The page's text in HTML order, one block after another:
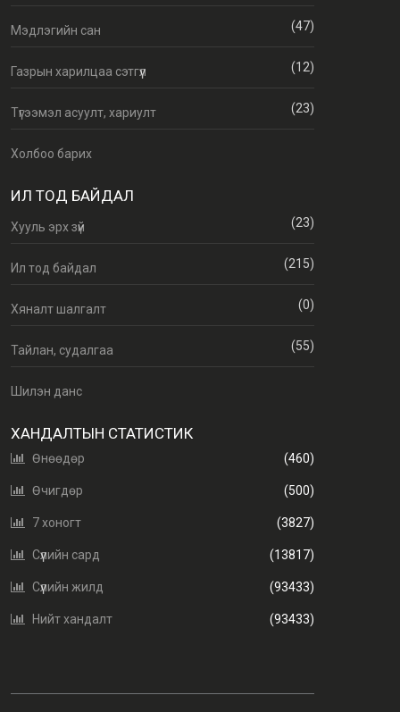
Мэдлэгийн сан (47)
Газрын харилцаа сэтгүүл (12)
Түгээмэл асуулт, хариулт (23)
Холбоо барих
ИЛ ТОД БАЙДАЛ
Хууль эрх зүй (23)
Ил тод байдал (215)
Хяналт шалгалт (0)
Тайлан, судалгаа (55)
Шилэн данс
ХАНДАЛТЫН СТАТИСТИК
Өнөөдөр (460)
Өчигдөр (500)
7 хоногт (3827)
Сүүлийн сард (13817)
Сүүлийн жилд (93433)
Нийт хандалт (93433)